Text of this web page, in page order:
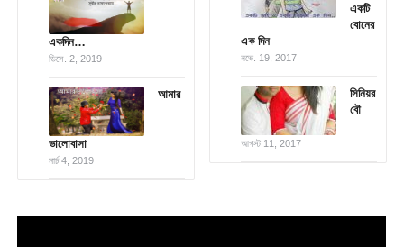
একদিন…
ডিসে. 2, 2019
আমার
ভালোবাসা
মার্চ 4, 2019
একটি
বোনের
এক দিন
নভে. 19, 2017
সিনিয়র
বৌ
আগস্ট 11, 2017